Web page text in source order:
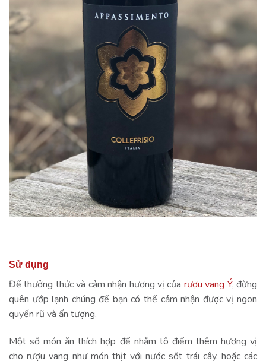
Sử dụng
Để thưởng thức và cảm nhận hương vị của rượu vang Ý, đừng
quên ướp lạnh chúng để bạn có thể cảm nhận được vị ngon
quyến rũ và ấn tượng.
Một số món ăn thích hợp để nhằm tô điểm thêm hương vị
cho rượu vang như món thịt với nước sốt trái cây, hoặc các